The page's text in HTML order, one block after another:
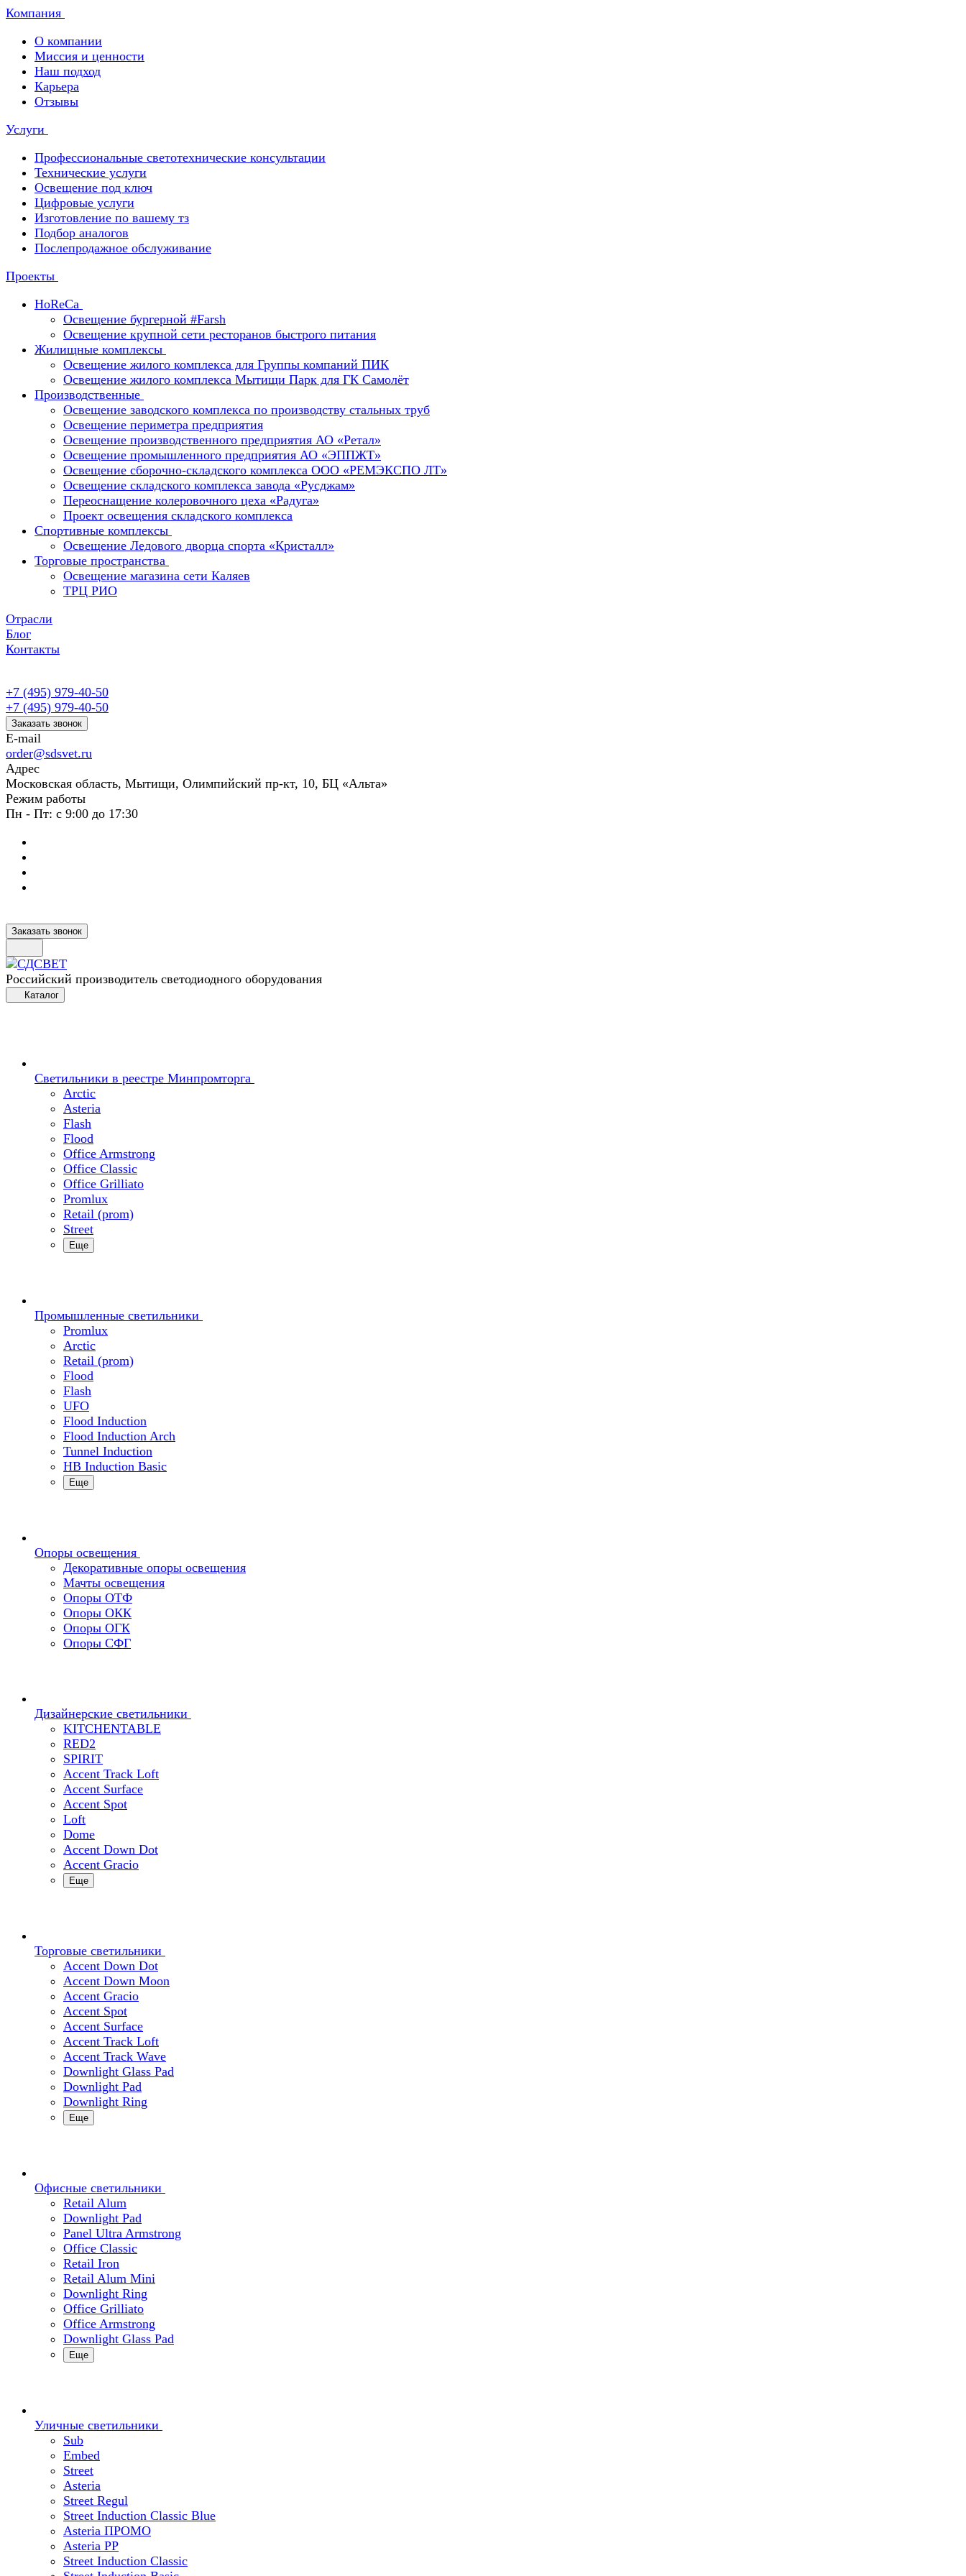
Компания
О компании
Миссия и ценности
Наш подход
Карьера
Отзывы
Услуги
Профессиональные светотехнические консультации
Технические услуги
Освещение под ключ
Цифровые услуги
Изготовление по вашему тз
Подбор аналогов
Послепродажное обслуживание
Проекты
HoReCa
Освещение бургерной #Farsh
Освещение крупной сети ресторанов быстрого питания
Жилищные комплексы
Освещение жилого комплекса для Группы компаний ПИК
Освещение жилого комплекса Мытищи Парк для ГК Самолёт
Производственные
Освещение заводского комплекса по производству стальных труб
Освещение периметра предприятия
Освещение производственного предприятия АО «Ретал»
Освещение промышленного предприятия АО «ЭППЖТ»
Освещение сборочно-складского комплекса ООО «РЕМЭКСПО ЛТ»
Освещение складского комплекса завода «Русджам»
Переоснащение колеровочного цеха «Радуга»
Проект освещения складского комплекса
Спортивные комплексы
Освещение Ледового дворца спорта «Кристалл»
Торговые пространства
Освещение магазина сети Каляев
ТРЦ РИО
Отрасли
Блог
Контакты
+7 (495) 979-40-50
+7 (495) 979-40-50
Заказать звонок
E-mail
order@sdsvet.ru
Адрес
Московская область, Мытищи, Олимпийский пр-кт, 10, БЦ «Альта»
Режим работы
Пн - Пт: с 9:00 до 17:30
Заказать звонок
Российский производитель светодиодного оборудования
Каталог
Светильники в реестре Минпромторга
Arctic
Asteria
Flash
Flood
Office Armstrong
Office Classic
Office Grilliato
Promlux
Retail (prom)
Street
Еще
Промышленные светильники
Promlux
Arctic
Retail (prom)
Flood
Flash
UFO
Flood Induction
Flood Induction Arch
Tunnel Induction
HB Induction Basic
Еще
Опоры освещения
Декоративные опоры освещения
Мачты освещения
Опоры ОТФ
Опоры ОКК
Опоры ОГК
Опоры СФГ
Дизайнерские светильники
KITCHENTABLE
RED2
SPIRIT
Accent Track Loft
Accent Surface
Accent Spot
Loft
Dome
Accent Down Dot
Accent Gracio
Еще
Торговые светильники
Accent Down Dot
Accent Down Moon
Accent Gracio
Accent Spot
Accent Surface
Accent Track Loft
Accent Track Wave
Downlight Glass Pad
Downlight Pad
Downlight Ring
Еще
Офисные светильники
Retail Alum
Downlight Pad
Panel Ultra Armstrong
Office Classic
Retail Iron
Retail Alum Mini
Downlight Ring
Office Grilliato
Office Armstrong
Downlight Glass Pad
Еще
Уличные светильники
Sub
Embed
Street
Asteria
Street Regul
Street Induction Classic Blue
Asteria ПРОМО
Asteria PP
Street Induction Classic